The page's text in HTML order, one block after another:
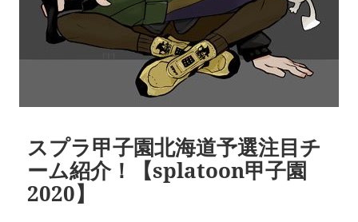
スプラ甲子園北海道予選注目チ
ーム紹介！【splatoon甲子園
2020】